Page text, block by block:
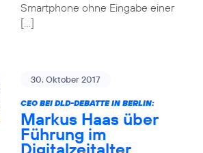
Smartphone ohne Eingabe einer
[…]
30. Oktober 2017
CEO BEI DLD-DEBATTE IN BERLIN:
Markus Haas über
Führung im
Digitalzeitalter